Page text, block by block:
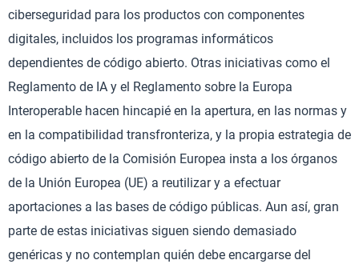
ciberseguridad para los productos con componentes
digitales, incluidos los programas informáticos
dependientes de código abierto. Otras iniciativas como el
Reglamento de IA y el Reglamento sobre la Europa
Interoperable hacen hincapié en la apertura, en las normas y
en la compatibilidad transfronteriza, y la propia estrategia de
código abierto de la Comisión Europea insta a los órganos
de la Unión Europea (UE) a reutilizar y a efectuar
aportaciones a las bases de código públicas. Aun así, gran
parte de estas iniciativas siguen siendo demasiado
genéricas y no contemplan quién debe encargarse del